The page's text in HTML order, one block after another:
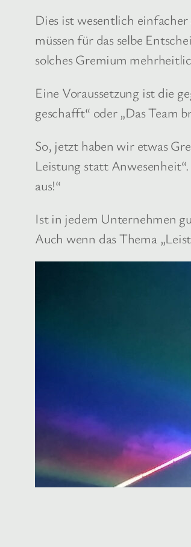
Dies ist wesentlich
müssen für das selbe
solches Gremium
Eine Voraussetzung ist die
geschafft“ oder „Das Team
So, jetzt haben wir etwas
Leistung statt
aus!“
Ist in jedem Unternehmen
Auch wenn das Thema